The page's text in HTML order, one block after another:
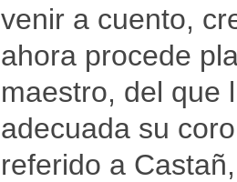
venir a cuento,
ahora procede
maestro, del que
adecuada su
referido a